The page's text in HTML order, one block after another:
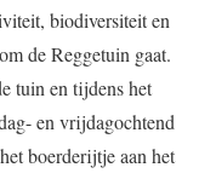
biodiversiteit en
de Reggetuin gaat.
tuin en tijdens het
en vrijdagochtend
boerderijtje aan het